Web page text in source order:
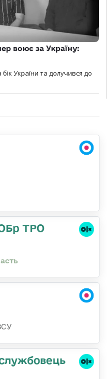
воює за Україну:
України та долучився до
ТРО